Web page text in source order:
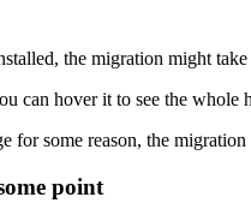
the migration might
can hover it to see the
for some reason, the
point